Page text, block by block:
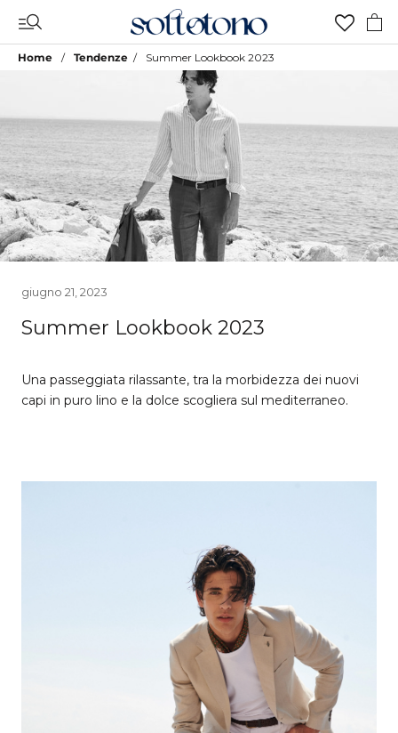
contenuto
Home Tendenze Summer Lookbook 2023
giugno 21, 2023
Summer Lookbook 2023
Una passeggiata rilassante, tra la morbidezza dei nuovi
capi in puro lino e la dolce scogliera sul mediterraneo.